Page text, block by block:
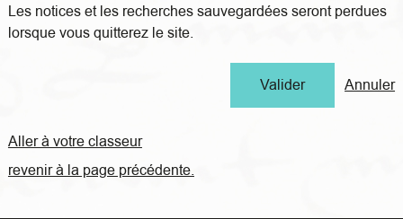
Les notices et les recherches sauvegardées seront perdues
lorsque vous quitterez le site.
Annuler
Aller à votre classeur
revenir à la page précédente.